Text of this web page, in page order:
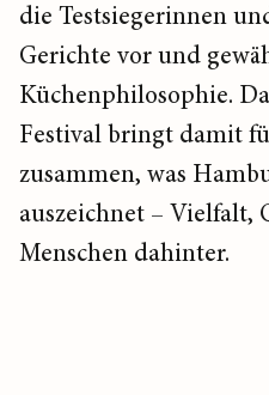
die Testsiegerinnen
Gerichte vor und
Küchenphilosophie.
Festival bringt damit
zusammen, was
auszeichnet – Vielfalt,
Menschen dahinter.